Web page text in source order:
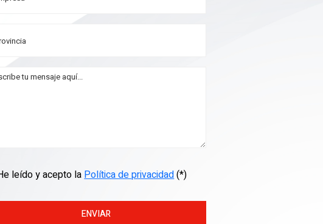
leído y acepto laPolítica de privacidad(*)
ENVIAR